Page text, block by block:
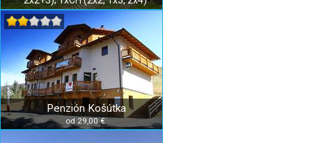
Penzión Košútka
od 29,00 €